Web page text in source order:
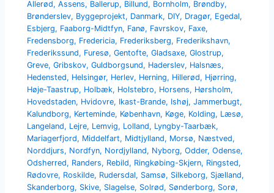
Allerød,Assens, Ballerup, Billund, Bornholm, Brøndby,
Brønderslev, Byggeprojekt, Danmark, DIY, Dragør, Egedal,
Esbjerg, Faaborg-Midtfyn, Fanø, Favrskov, Faxe,
Fredensborg, Fredericia, Frederiksberg, Frederikshavn,
Frederikssund, Furesø,Gentofte,Gladsaxe,Glostrup,
Greve,Gribskov,Guldborgsund, Haderslev, Halsnæs,
Hedensted, Helsingør, Herlev, Herning, Hillerød, Hjørring,
Høje-Taastrup, Holbæk, Holstebro, Horsens, Hørsholm,
Hovedstaden, Hvidovre, Ikast-Brande, Ishøj,Jammerbugt,
Kalundborg, Kerteminde, København, Køge, Kolding, Læsø,
Langeland, Lejre, Lemvig, Lolland, Lyngby-Taarbæk,
Mariagerfjord, Middelfart, Midtjylland, Morsø, Næstved,
Norddjurs, Nordfyn, Nordjylland, Nyborg,Odder,Odense,
Odsherred, Randers, Rebild, Ringkøbing-Skjern, Ringsted,
Rødovre, Roskilde, Rudersdal, Samsø, Silkeborg, Sjælland,
Skanderborg, Skive, Slagelse, Solrød, Sønderborg, Sorø,